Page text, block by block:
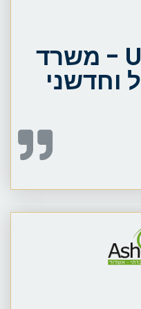
משרד UFIRST - משרד
וחדשני